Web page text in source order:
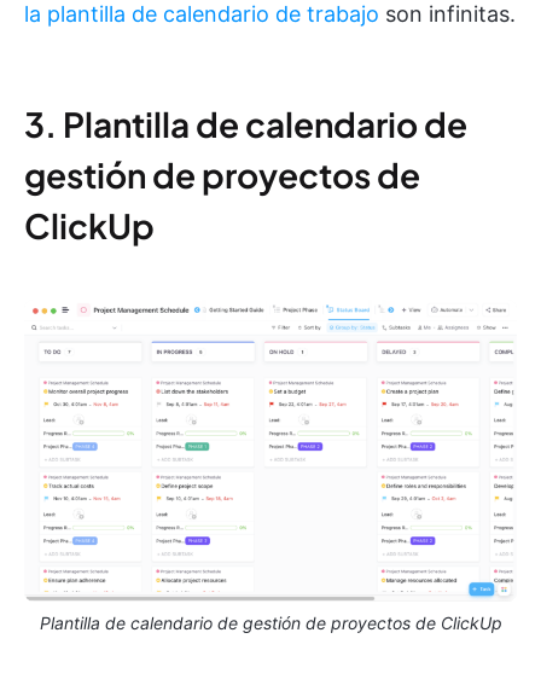
la plantilla de calendario de trabajo son infinitas.
3. Plantilla de calendario de
gestión de proyectos de
ClickUp
Plantilla de calendario de gestión de proyectos de ClickUp